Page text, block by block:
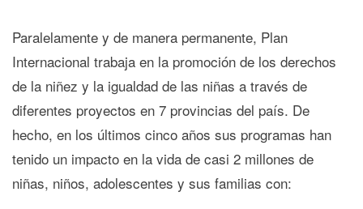
Paralelamente y de manera permanente, Plan
Internacional trabaja en la promoción de los derechos
de la niñez y la igualdad de las niñas a través de
diferentes proyectos en 7 provincias del país. De
hecho, en los últimos cinco años sus programas han
tenido un impacto en la vida de casi 2 millones de
niñas, niños, adolescentes y sus familias con: